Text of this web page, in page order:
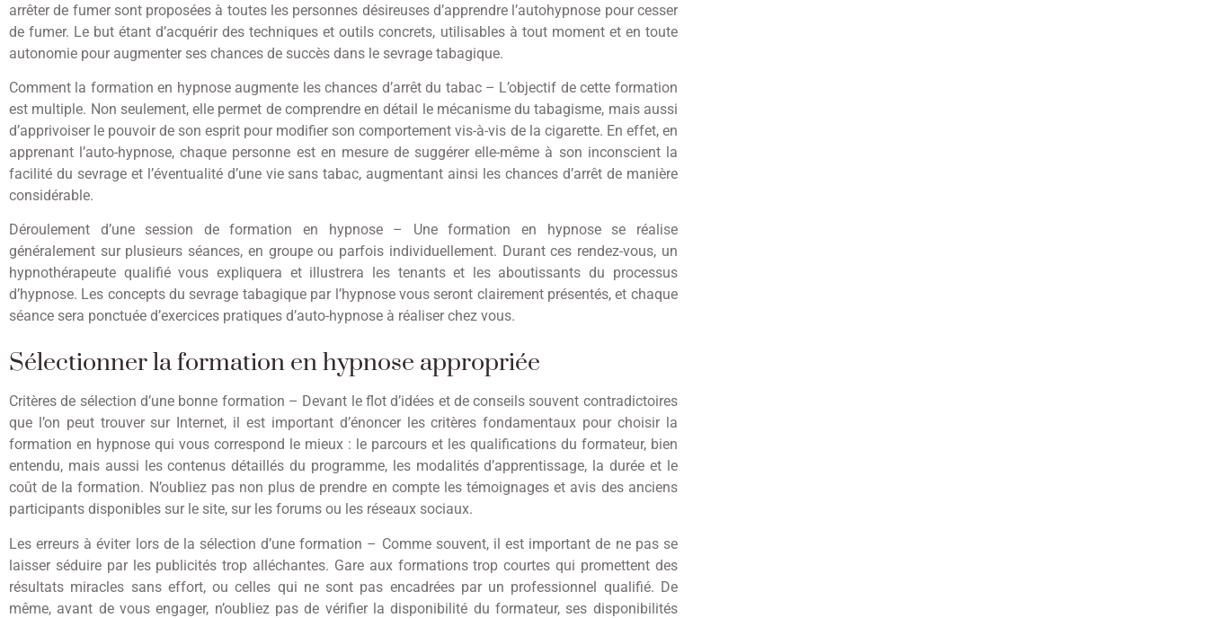
arrêter de fumer sont proposées à toutes les personnes désireuses d’apprendre l’autohypnose pour cesser
de fumer. Le but étant d’acquérir des techniques et outils concrets, utilisables à tout moment et en toute
autonomie pour augmenter ses chances de succès dans le sevrage tabagique.
Comment la formation en hypnose augmente les chances d’arrêt du tabac – L’objectif de cette formation
est multiple. Non seulement, elle permet de comprendre en détail le mécanisme du tabagisme, mais aussi
d’apprivoiser le pouvoir de son esprit pour modifier son comportement vis-à-vis de la cigarette. En effet, en
apprenant l’auto-hypnose, chaque personne est en mesure de suggérer elle-même à son inconscient la
facilité du sevrage et l’éventualité d’une vie sans tabac, augmentant ainsi les chances d’arrêt de manière
considérable.
Déroulement d’une session de formation en hypnose – Une formation en hypnose se réalise
généralement sur plusieurs séances, en groupe ou parfois individuellement. Durant ces rendez-vous, un
hypnothérapeute qualifié vous expliquera et illustrera les tenants et les aboutissants du processus
d’hypnose. Les concepts du sevrage tabagique par l’hypnose vous seront clairement présentés, et chaque
séance sera ponctuée d’exercices pratiques d’auto-hypnose à réaliser chez vous.
Sélectionner la formation en hypnose appropriée
Critères de sélection d’une bonne formation – Devant le flot d’idées et de conseils souvent contradictoires
que l’on peut trouver sur Internet, il est important d’énoncer les critères fondamentaux pour choisir la
formation en hypnose qui vous correspond le mieux : le parcours et les qualifications du formateur, bien
entendu, mais aussi les contenus détaillés du programme, les modalités d’apprentissage, la durée et le
coût de la formation. N’oubliez pas non plus de prendre en compte les témoignages et avis des anciens
participants disponibles sur le site, sur les forums ou les réseaux sociaux.
Les erreurs à éviter lors de la sélection d’une formation – Comme souvent, il est important de ne pas se
laisser séduire par les publicités trop alléchantes. Gare aux formations trop courtes qui promettent des
résultats miracles sans effort, ou celles qui ne sont pas encadrées par un professionnel qualifié. De
même, avant de vous engager, n’oubliez pas de vérifier la disponibilité du formateur, ses disponibilités